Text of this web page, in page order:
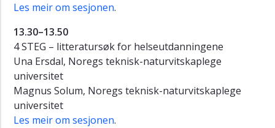
Les meir om sesjonen.
13.30–13.50
4 STEG – litteratursøk for helseutdanningene
Una Ersdal, Noregs teknisk-naturvitskaplege
universitet
Magnus Solum, Noregs teknisk-naturvitskaplege
universitet
Les meir om sesjonen.